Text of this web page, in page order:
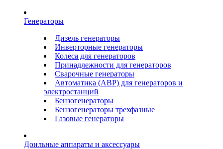
Генераторы
Дизель генераторы
Инверторные генераторы
Колеса для генераторов
Принадлежности для генераторов
Сварочные генераторы
Автоматика (АВР) для генераторов и
электростанций
Бензогенераторы
Бензогенераторы трехфазные
Газовые генераторы
Доильные аппараты и аксессуары